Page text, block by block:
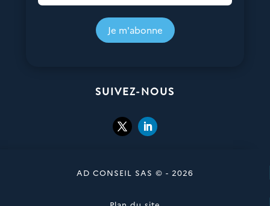
Je m'abonne
SUIVEZ-NOUS
AD CONSEIL SAS © - 2026